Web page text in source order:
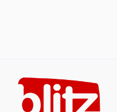
content